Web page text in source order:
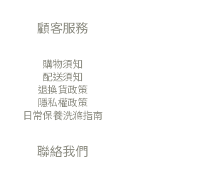
顧客服務
購物須知
配送須知
退換貨政策
隱私權政策
日常保養洗滌指南
聯絡我們